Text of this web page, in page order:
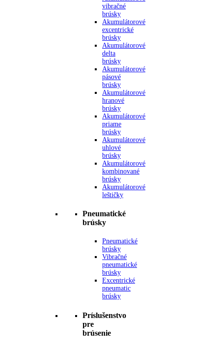
vibračné
brúsky
Akumulátorové
excentrické
brúsky
Akumulátorové
delta
brúsky
Akumulátorové
pásové
brúsky
Akumulátorové
hranové
brúsky
Akumulátorové
priame
brúsky
Akumulátorové
uhlové
brúsky
Akumulátorové
kombinované
brúsky
Akumulátorové
leštičky
Pneumatické
brúsky
Pneumatické
brúsky
Vibračné
pneumatické
brúsky
Excentrické
pneumatic
brúsky
Príslušenstvo
pre
brúsenie